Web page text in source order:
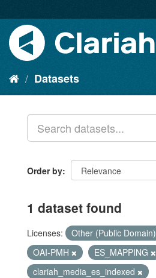
Datasets
Order by
1 dataset found
Licenses: Other (Public Domain)
OAI-PMH
ES_MAPPING
clariah_media_es_indexed